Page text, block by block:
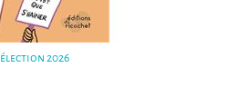
2026